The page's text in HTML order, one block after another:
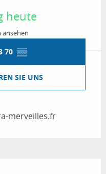
heute
ansehen
70 ▒▒
SIE UNS
merveilles.fr